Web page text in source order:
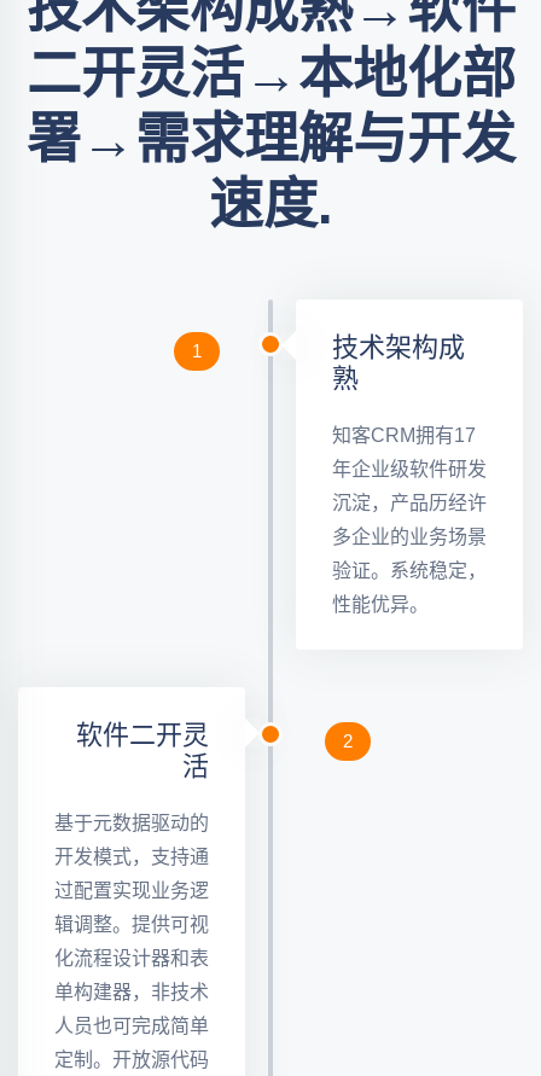
二开灵活→本地化部
署→需求理解与开发
速度.
1
技术架构成
熟
知客CRM拥有17
年企业级软件研发
沉淀，产品历经许
多企业的业务场景
验证。系统稳定，
性能优异。
2
软件二开灵
活
基于元数据驱动的
开发模式，支持通
过配置实现业务逻
辑调整。提供可视
化流程设计器和表
单构建器，非技术
人员也可完成简单
定制。开放源代码